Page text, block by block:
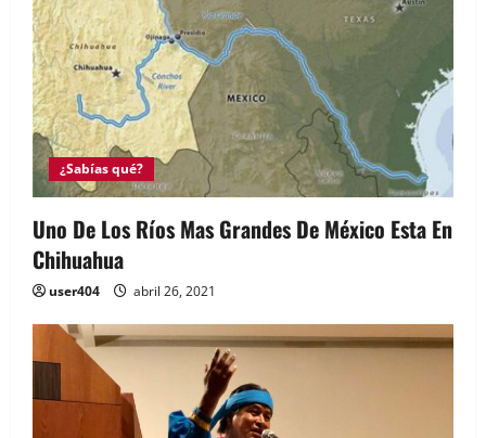
¿Sabías qué?
Uno De Los Ríos Mas Grandes De México Esta En
Chihuahua
user404 abril 26, 2021